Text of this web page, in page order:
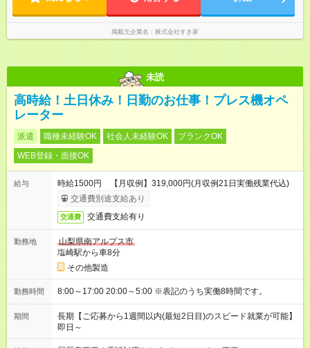
掲載元企業名 株式会社すき家
未読
高時給！土日休み！日勤のお仕事！プレス機オペ
レーター
派遣 職種未経験OK 社会人未経験OK
ブランクOK
WEB登録・面接OK
給与
時給1500円 【月収例】319,000円(月収例21日実働残業代込)
交通費別途支給あり
交通費 交通費支給有り
勤務地
山梨県南アルプス市
塩崎駅から車8分
その他製造
勤務時間 8:00～17:00 20:00～5:00 ※表記のうち実働8時間です。
期間
長期【ご応募から1週間以内(最短2日目)のスピード就業が可能】
即日～